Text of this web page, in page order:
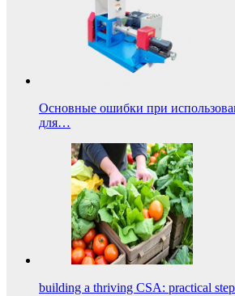
Основные ошибки при
для…
building a thriving CSA: practical